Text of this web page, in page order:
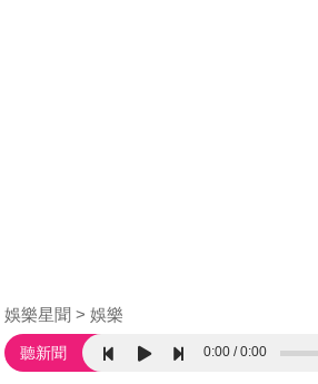
娛樂星聞 娛樂
聽新聞 0:00 0:00